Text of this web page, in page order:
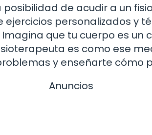
de acudir a un
personalizados y
que tu cuerpo es un
es como ese
y enseñarte cómo
Anuncios